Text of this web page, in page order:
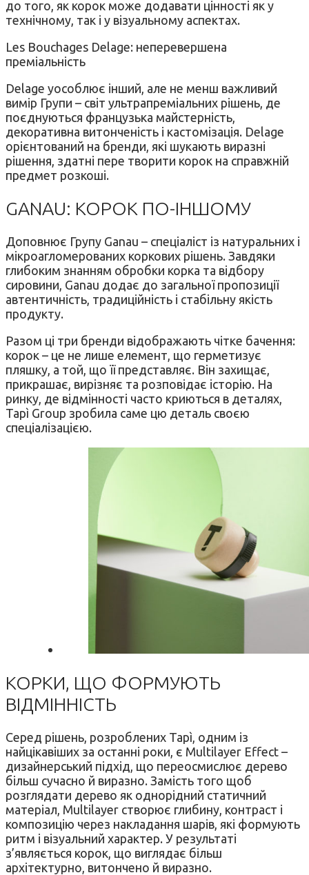
до того, як корок може додавати цінності як у
технічному, так і у візуальному аспектах.
Les Bouchages Delage: неперевершена
преміальність
Delage уособлює інший, але не менш важливий
вимір Групи – світ ультрапреміальних рішень, де
поєднуються французька майстерність,
декоративна витонченість і кастомізація. Delage
орієнтований на бренди, які шукають виразні
рішення, здатні пере творити корок на справжній
предмет розкоші.
GANAU: КОРОК ПО-ІНШОМУ
Доповнює Групу Ganau – спеціаліст із натуральних і
мікроагломерованих коркових рішень. Завдяки
глибоким знанням обробки корка та відбору
сировини, Ganau додає до загальної пропозиції
автентичність, традиційність і стабільну якість
продукту.
Разом ці три бренди відображають чітке бачення:
корок – це не лише елемент, що герметизує
пляшку, а той, що її представляє. Він захищає,
прикрашає, вирізняє та розповідає історію. На
ринку, де відмінності часто криються в деталях,
Tapì Group зробила саме цю деталь своєю
спеціалізацією.
КОРКИ, ЩО ФОРМУЮТЬ
ВІДМІННІСТЬ
Серед рішень, розроблених Tapì, одним із
найцікавіших за останні роки, є Multilayer Effect –
дизайнерський підхід, що переосмислює дерево
більш сучасно й виразно. Замість того щоб
розглядати дерево як однорідний статичний
матеріал, Multilayer створює глибину, контраст і
композицію через накладання шарів, які формують
ритм і візуальний характер. У результаті
з’являється корок, що виглядає більш
архітектурно, витончено й виразно.